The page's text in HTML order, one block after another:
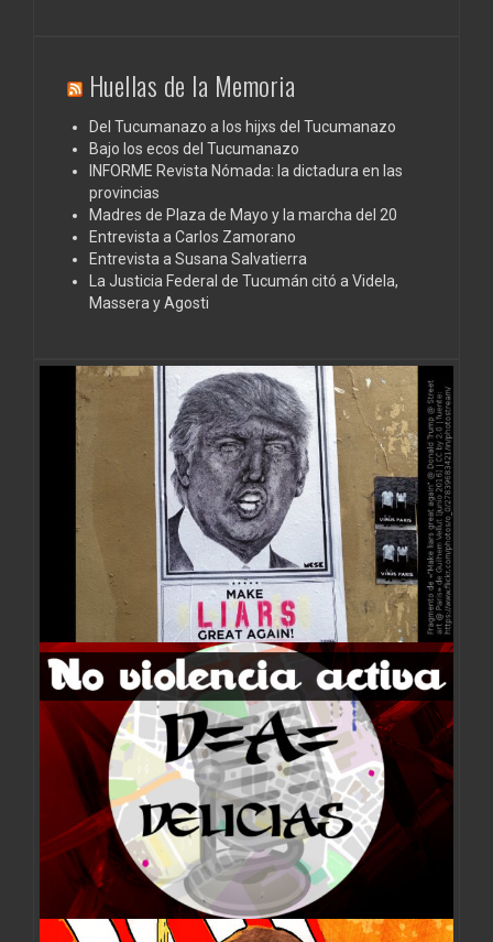
Huellas de la Memoria
Del Tucumanazo a los hijxs del Tucumanazo
Bajo los ecos del Tucumanazo
INFORME Revista Nómada: la dictadura en las
provincias
Madres de Plaza de Mayo y la marcha del 20
Entrevista a Carlos Zamorano
Entrevista a Susana Salvatierra
La Justicia Federal de Tucumán citó a Videla,
Massera y Agosti